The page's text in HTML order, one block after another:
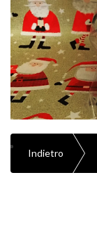
Indietro